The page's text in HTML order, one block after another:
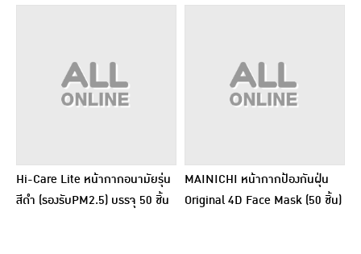
Hi-Care Lite หน้ากากอนามัยรุ่น
สีดำ (รองรับPM2.5) บรรจุ 50 ชิ้น
MAINICHI หน้ากากป้องกันฝุ่น
Original 4D Face Mask (50 ชิ้น)